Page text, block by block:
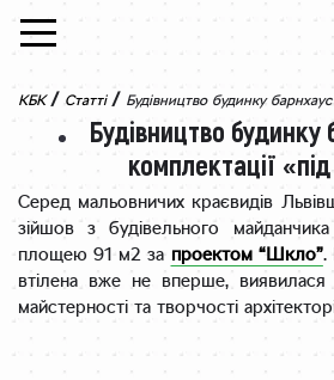
Skip to content
КБК / Статті / Будівництво будинку
Будівництво будинку
комплектації
Серед мальовничих краєвидів
зійшов з будівельного
площею 91 м2 за проектом “Шкло”.
втілена вже не вперше,
майстерності та творчості